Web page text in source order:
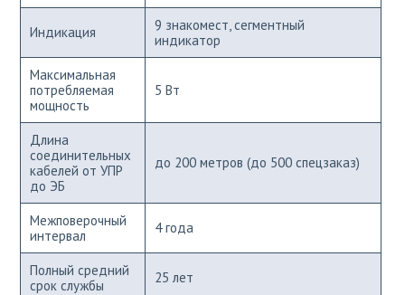
Индикация
9 знакомест, сегментный
индикатор
Максимальная
потребляемая
мощность
5 Вт
Длина
соединительных
кабелей от УПР
до ЭБ
до 200 метров (до 500 спецзаказ)
Межповерочный
интервал
4 года
Полный средний
срок службы
25 лет